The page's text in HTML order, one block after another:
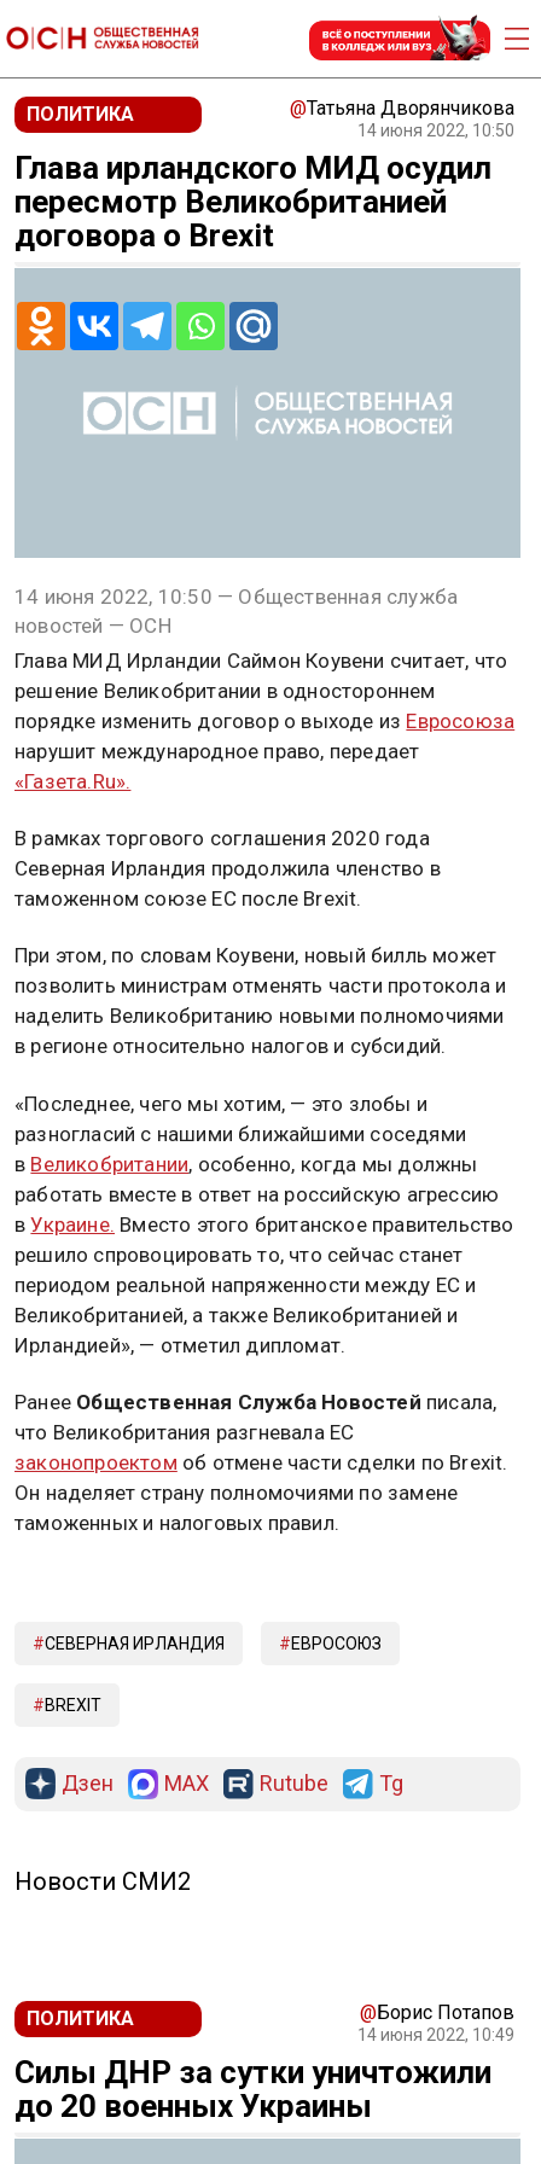
ПОЛИТИКА @Татьяна Дворянчикова
14 июня 2022, 10:50
Глава ирландского МИД осудил
пересмотр Великобританией
договора о Brexit
14 июня 2022, 10:50 — Общественная служба
новостей — ОСН
Глава МИД Ирландии Саймон Коувени считает, что
решение Великобритании в одностороннем
порядке изменить договор о выходе из Евросоюза
нарушит международное право, передает
«Газета.Ru».
В рамках торгового соглашения 2020 года
Северная Ирландия продолжила членство в
таможенном союзе ЕС после Brexit.
При этом, по словам Коувени, новый билль может
позволить министрам отменять части протокола и
наделить Великобританию новыми полномочиями
в регионе относительно налогов и субсидий.
«Последнее, чего мы хотим, — это злобы и
разногласий с нашими ближайшими соседями
в Великобритании, особенно, когда мы должны
работать вместе в ответ на российскую агрессию
вУкраине. Вместо этого британское правительство
решило спровоцировать то, что сейчас станет
периодом реальной напряженности между ЕС и
Великобританией, а также Великобританией и
Ирландией», — отметил дипломат.
Ранее Общественная Служба Новостей писала,
что Великобритания разгневала ЕС
законопроектом об отмене части сделки по Brexit.
Он наделяет страну полномочиями по замене
таможенных и налоговых правил.
СЕВЕРНАЯ ИРЛАНДИЯ ЕВРОСОЮЗ
BREXIT
Дзен MAX Rutube Tg
Новости СМИ2
ПОЛИТИКА @Борис Потапов
14 июня 2022, 10:49
Силы ДНР за сутки уничтожили
до 20 военных Украины